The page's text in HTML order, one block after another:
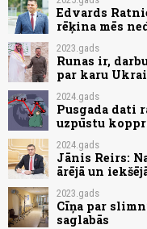
Edvards
rēķina mēs
2023.gads
Runas ir,
par karu
2024.gads
Pusgada dati
uzpūstu
2024.gads
Jānis Reirs:
ārējā un
2023.gads
Cīņa par
saglabās